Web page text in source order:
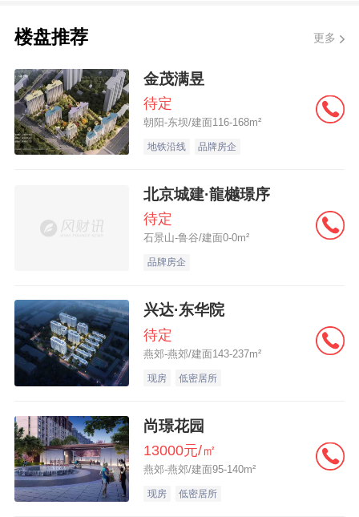
楼盘推荐 更多
金茂满昱
待定
朝阳-东坝/建面116-168m²
地铁沿线 品牌房企
北京城建·龍樾璟序
待定
石景山-鲁谷/建面0-0m²
品牌房企
兴达·东华院
待定
燕郊-燕郊/建面143-237m²
现房 低密居所
尚璟花园
13000元/㎡
燕郊-燕郊/建面95-140m²
现房 低密居所